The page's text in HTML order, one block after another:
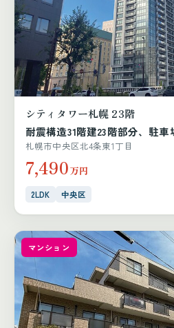
シティタワー札幌 23階
耐震構造31階建23階部分、駐車
札幌市中央区北4条東1丁目
7,490万円
2LDK 中央区
マンション